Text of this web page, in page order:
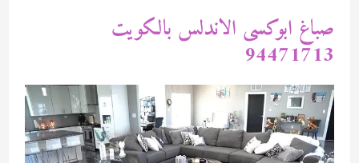
صباغ ابوكسى الاندلس بالكويت
94471713